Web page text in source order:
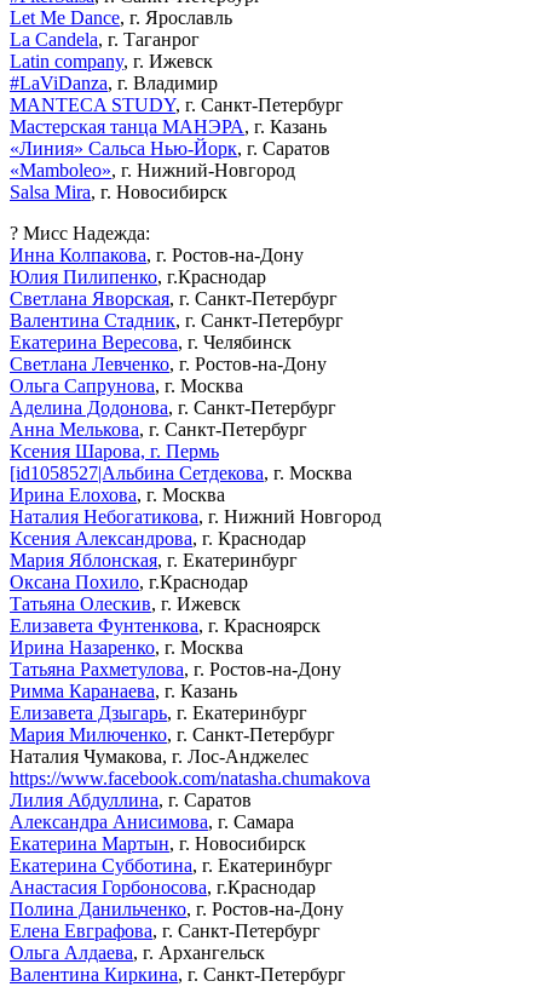
Let Me Dance, г. Ярославль
La Candela, г. Таганрог
Latin company, г. Ижевск
#LaViDanza, г. Владимир
MANTECA STUDY, г. Санкт-Петербург
Мастерская танца МАНЭРА, г. Казань
«Линия» Сальса Нью-Йорк, г. Саратов
«Mamboleo», г. Нижний-Новгород
Salsa Mira, г. Новосибирск
? Мисс Надежда:
Инна Колпакова, г. Ростов-на-Дону
Юлия Пилипенко, г.Краснодар
Светлана Яворская, г. Санкт-Петербург
Валентина Стадник, г. Санкт-Петербург
Екатерина Вересова, г. Челябинск
Светлана Левченко, г. Ростов-на-Дону
Ольга Сапрунова, г. Москва
Аделина Додонова, г. Санкт-Петербург
Анна Мелькова, г. Санкт-Петербург
Ксения Шарова, г. Пермь
[id1058527|Альбина Сетдекова, г. Москва
Ирина Елохова, г. Москва
Наталия Небогатикова, г. Нижний Новгород
Ксения Александрова, г. Краснодар
Мария Яблонская, г. Екатеринбург
Оксана Похило, г.Краснодар
Татьяна Олескив, г. Ижевск
Елизавета Фунтенкова, г. Красноярск
Ирина Назаренко, г. Москва
Татьяна Рахметулова, г. Ростов-на-Дону
Римма Каранаева, г. Казань
Елизавета Дзыгарь, г. Екатеринбург
Мария Милюченко, г. Санкт-Петербург
Наталия Чумакова, г. Лос-Анджелес
https://www.facebook.com/natasha.chumakova
Лилия Абдуллина, г. Саратов
Александра Анисимова, г. Самара
Екатерина Мартын, г. Новосибирск
Екатерина Субботина, г. Екатеринбург
Анастасия Горбоносова, г.Краснодар
Полина Данильченко, г. Ростов-на-Дону
Елена Евграфова, г. Санкт-Петербург
Ольга Алдаева, г. Архангельск
Валентина Киркина, г. Санкт-Петербург